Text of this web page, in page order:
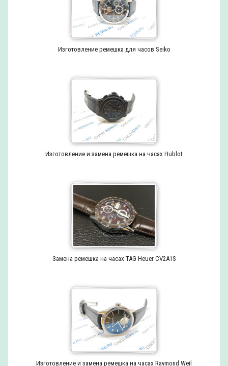
Изготовление ремешка для часов Seiko
Изготовление и замена ремешка на часах Hublot
Замена ремешка на часах TAG Heuer CV2A1S
Изготовление и замена ремешка на часах Raymond Weil